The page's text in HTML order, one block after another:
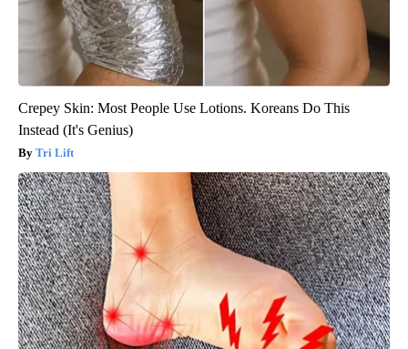
Crepey Skin: Most People Use Lotions. Koreans Do This
Instead (It's Genius)
Tri Lift